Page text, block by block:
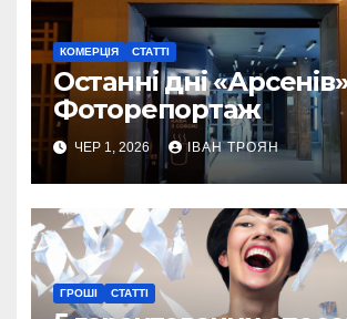
КОМЕРЦІЯ СТАТТІ
Останні дні
Фоторепортаж
ЧЕР 1, 2026 ІВАН ТРОЯН
ГРОШІ СТАТТІ